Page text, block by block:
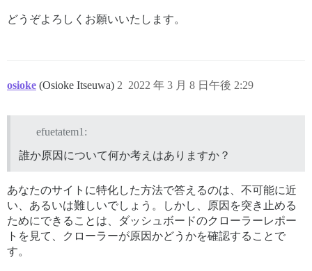
どうぞよろしくお願いいたします。
osioke (Osioke Itseuwa) 2022 年 3 月 8 日午後 2:29
2
efuetatem1:
誰か原因について何か考えはありますか？
あなたのサイトに特化した方法で答えるのは、不可能に近
い、あるいは難しいでしょう。しかし、原因を突き止める
ためにできることは、ダッシュボードのクローラーレポー
トを見て、クローラーが原因かどうかを確認することで
す。